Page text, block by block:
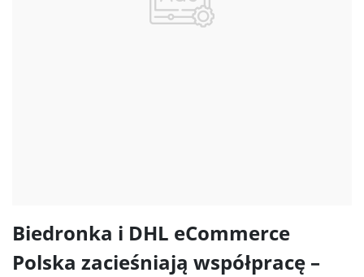
Biedronka i DHL eCommerce
Polska zacieśniają współpracę –